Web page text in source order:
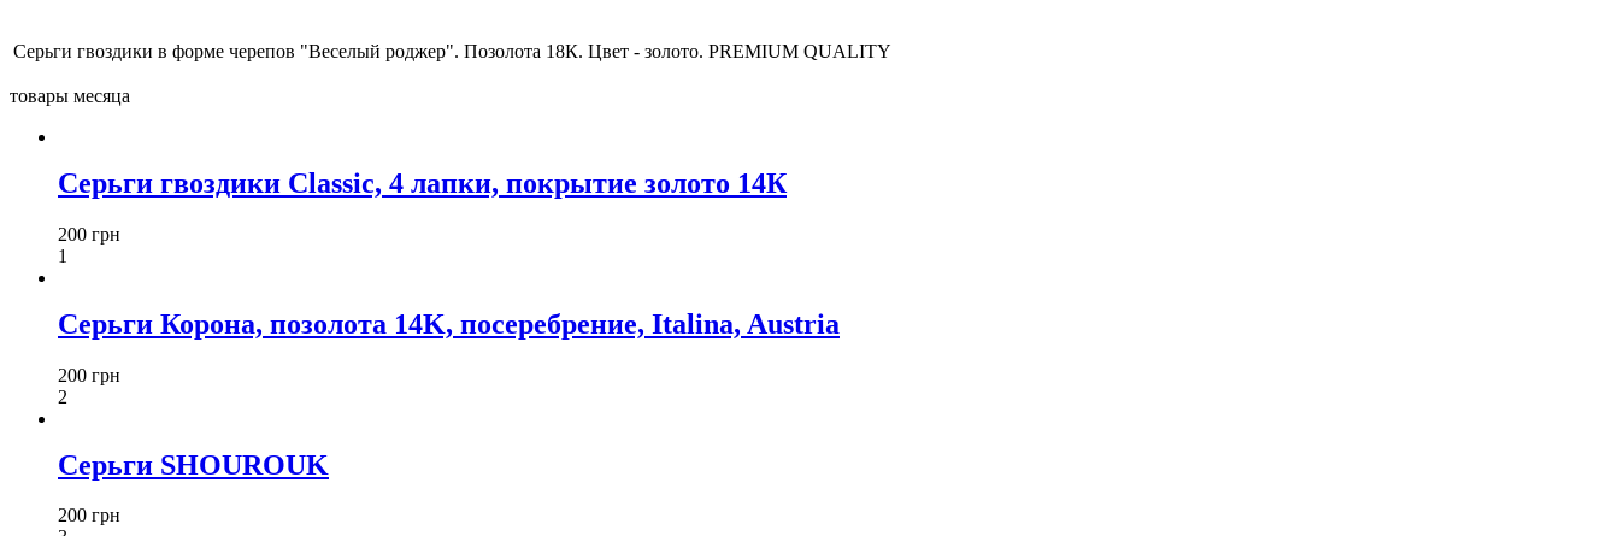
Серьги гвоздики в форме черепов "Веселый роджер". Позолота 18К. Цвет - золото. PREMIUM QUALITY
товары месяца
Серьги гвоздики Classic, 4 лапки, покрытие золото 14К
200 грн
1
Серьги Корона, позолота 14K, посеребрение, Italina, Austria
200 грн
2
Серьги SHOUROUK
200 грн